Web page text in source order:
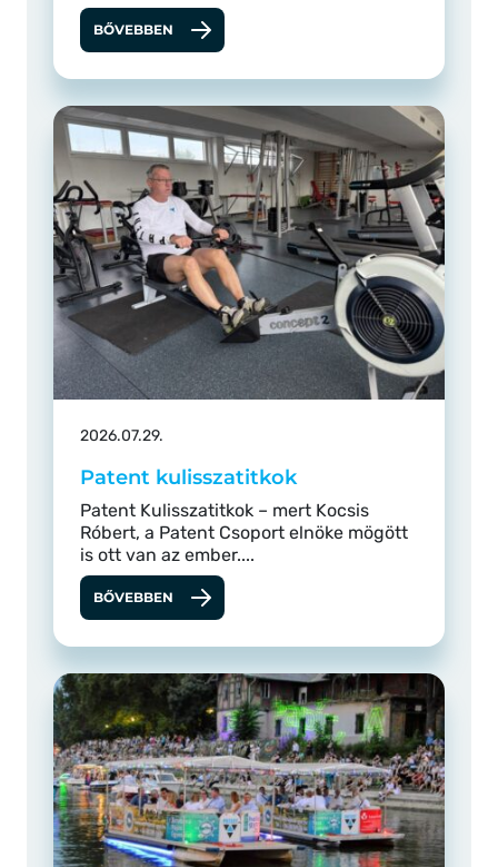
BŐVEBBEN
2026.07.29.
Patent kulisszatitkok
Patent Kulisszatitkok – mert Kocsis
Róbert, a Patent Csoport elnöke mögött
is ott van az ember....
BŐVEBBEN